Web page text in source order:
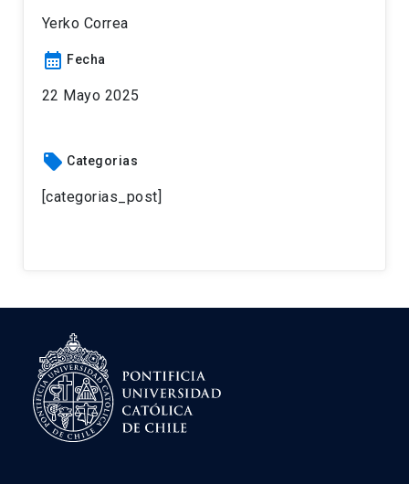
Yerko Correa
calendar_month Fecha
22 Mayo 2025
local_offer Categorias
[categorias_post]